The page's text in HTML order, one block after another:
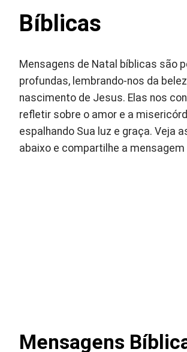
Bíblicas
Mensagens de Natal bíblicas são
profundas, lembrando-nos da
nascimento de Jesus. Elas nos
refletir sobre o amor e a
espalhando Sua luz e graça. Veja
abaixo e compartilhe a mensagem
Mensagens